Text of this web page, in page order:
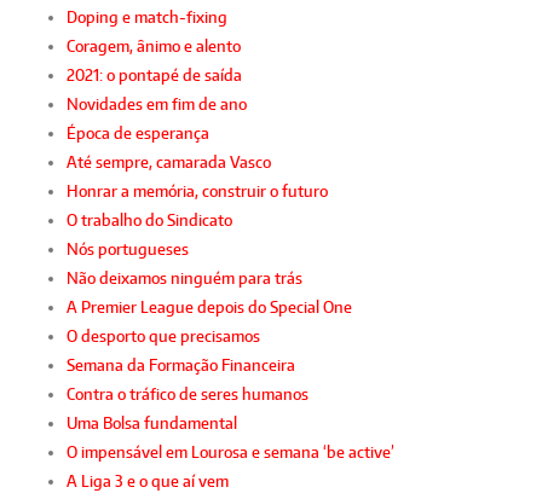
Doping e match-fixing
Coragem, ânimo e alento
2021: o pontapé de saída
Novidades em fim de ano
Época de esperança
Até sempre, camarada Vasco
Honrar a memória, construir o futuro
O trabalho do Sindicato
Nós portugueses
Não deixamos ninguém para trás
A Premier League depois do Special One
O desporto que precisamos
Semana da Formação Financeira
Contra o tráfico de seres humanos
Uma Bolsa fundamental
O impensável em Lourosa e semana ‘be active’
A Liga 3 e o que aí vem